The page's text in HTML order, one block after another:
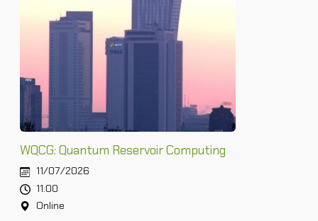
WQCG: Quantum Reservoir Computing
11/07/2026
11:00
Online